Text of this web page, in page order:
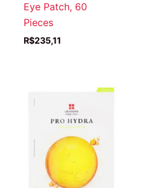
Eye Patch, 60
Pieces
R$235,11